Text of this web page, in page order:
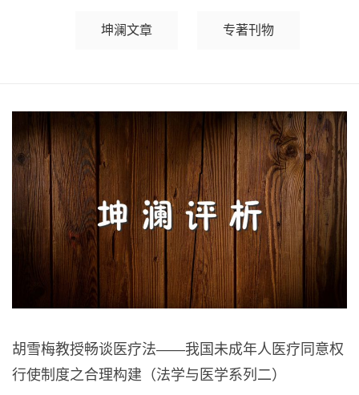
坤澜文章 专著刊物
胡雪梅教授畅谈医疗法——我国未成年人医疗同意权
行使制度之合理构建（法学与医学系列二）